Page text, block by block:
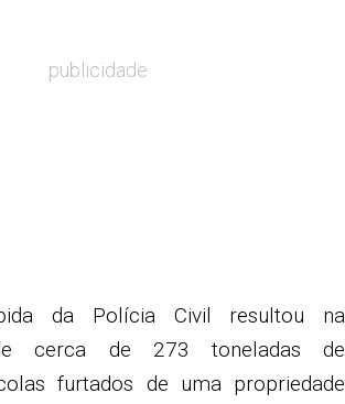
publicidade
da Polícia Civil resultou na
cerca de 273 toneladas de
furtados de uma propriedade